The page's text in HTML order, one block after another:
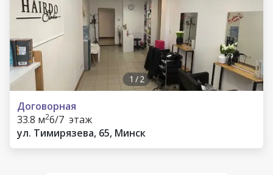
1 /2
Договорная
33.8 м26/7 этаж
ул. Тимирязева, 65, Минск